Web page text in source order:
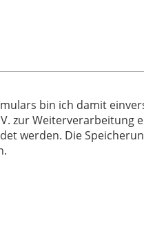
bin ich damit
zur
werden. Die